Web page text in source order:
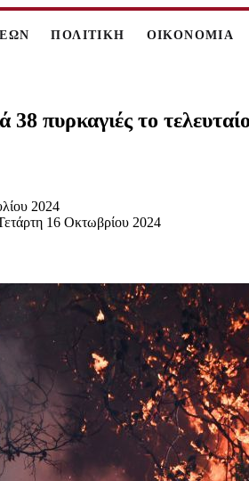
ΠΟΛΙΤΙΚΗ ΟΙΚΟΝΟΜΙΑ
πυρκαγιές το
2024
16 Οκτωβρίου 2024